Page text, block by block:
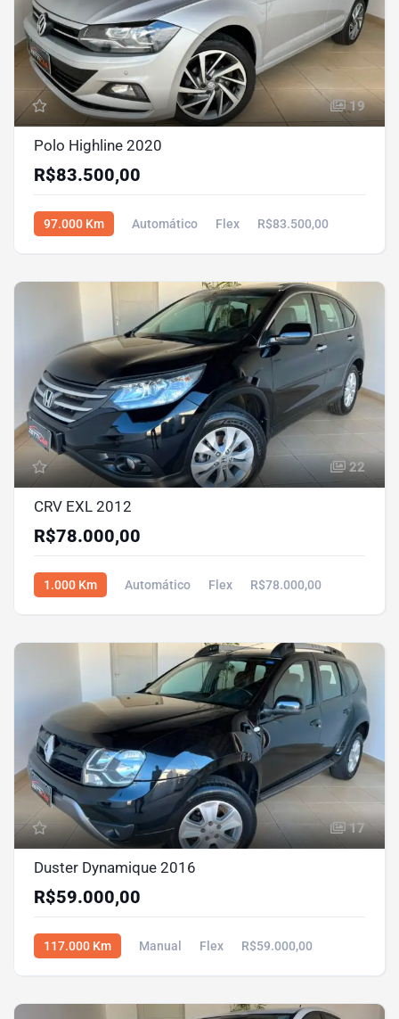
19
Polo Highline 2020
R$83.500,00
97.000 Km Automático Flex R$83.500,00
22
CRV EXL 2012
R$78.000,00
1.000 Km Automático Flex R$78.000,00
17
Duster Dynamique 2016
R$59.000,00
117.000 Km Manual Flex R$59.000,00